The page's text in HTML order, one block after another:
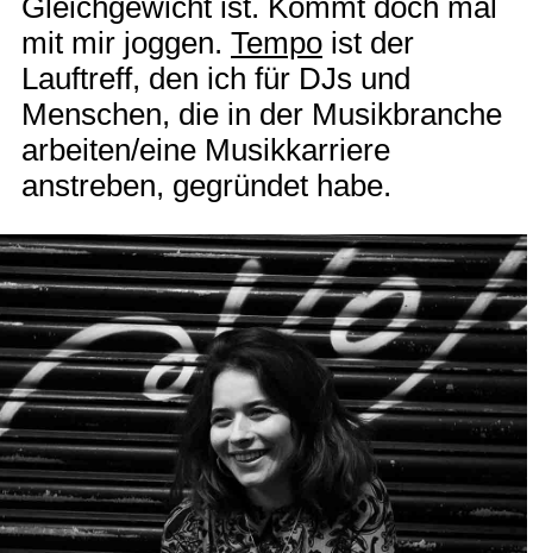
Gleichgewicht ist. Kommt doch mal
mit mir joggen. Tempo ist der
Lauftreff, den ich für DJs und
Menschen, die in der Musikbranche
arbeiten/eine Musikkarriere
anstreben, gegründet habe.